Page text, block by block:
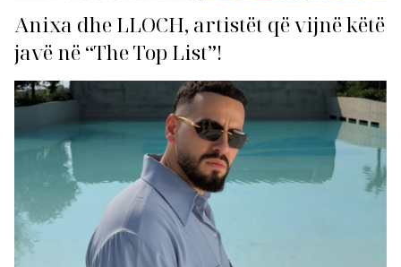
Anixa dhe LLOCH, artistët që vijnë këtë
javë në “The Top List”!